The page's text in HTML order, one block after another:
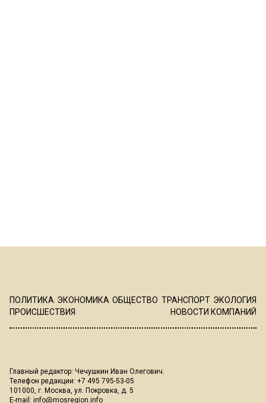
ПОЛИТИКА ЭКОНОМИКА ОБЩЕСТВО ТРАНСПОРТ ЭКОЛОГИЯ
ПРОИСШЕСТВИЯ
НОВОСТИ КОМПАНИЙ
Главный редактор: Чечушкин Иван Олегович.
Телефон редакции: +7 495 795-53-05
101000, г. Москва, ул. Покровка, д. 5
E-mail: info@mosregion.info